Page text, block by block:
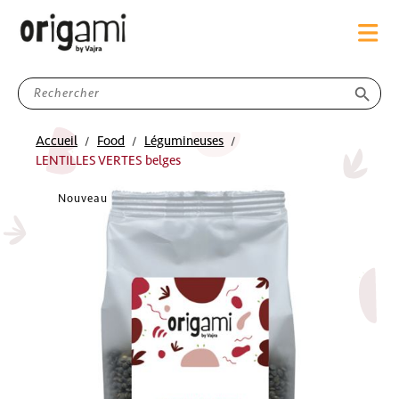
search
Accueil Food
Légumineuses
LENTILLES VERTES belges
Nouveau